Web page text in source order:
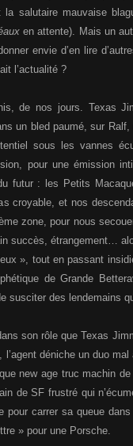
la salutaire mauvaise
en attente). Mais un
envie d’en lire
l’actualité ?
de nos jours. Texas
un bled paumé, sur
sous les vannes
pour une émission
futur : les Petits
croyable, et nos
zone, pour nous
succès, étrangement…
», tout en passant
de Grande
susciter des lendemains
son rôle que Texas
déniche un duo
new age truc machin
de SF frustré qui
pour carrer sa queue
» pour une Porsche.